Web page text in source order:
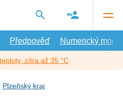
Předpověď Numerický model
zítra až 35 °C
Plzeňský kraj